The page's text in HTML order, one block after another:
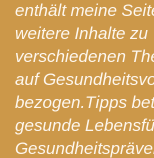
enthält meine
weitere Inhalte zu
verschiedenen
auf
bezogen.Tipps
gesunde